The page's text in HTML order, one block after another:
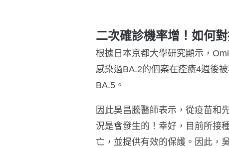
二次確診機率增！如何
根據日本京都大學研究顯示，
感染過BA.2的個案在痊癒4週後
BA.5。
因此吳昌騰醫師表示 ，從疫苗和
況是會發生的！幸好，目前所接
亡，並提供有效的保護。因此，